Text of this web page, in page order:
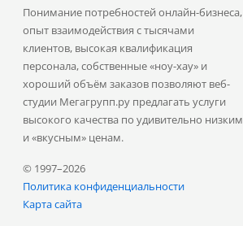
Понимание потребностей онлайн-бизнеса,
опыт взаимодействия с тысячами
клиентов, высокая квалификация
персонала, собственные «ноу-хау» и
хороший объём заказов позволяют веб-
студии Мегагрупп.ру предлагать услуги
высокого качества по удивительно низким
и «вкусным» ценам.
© 1997–2026
Политика конфиденциальности
Карта сайта